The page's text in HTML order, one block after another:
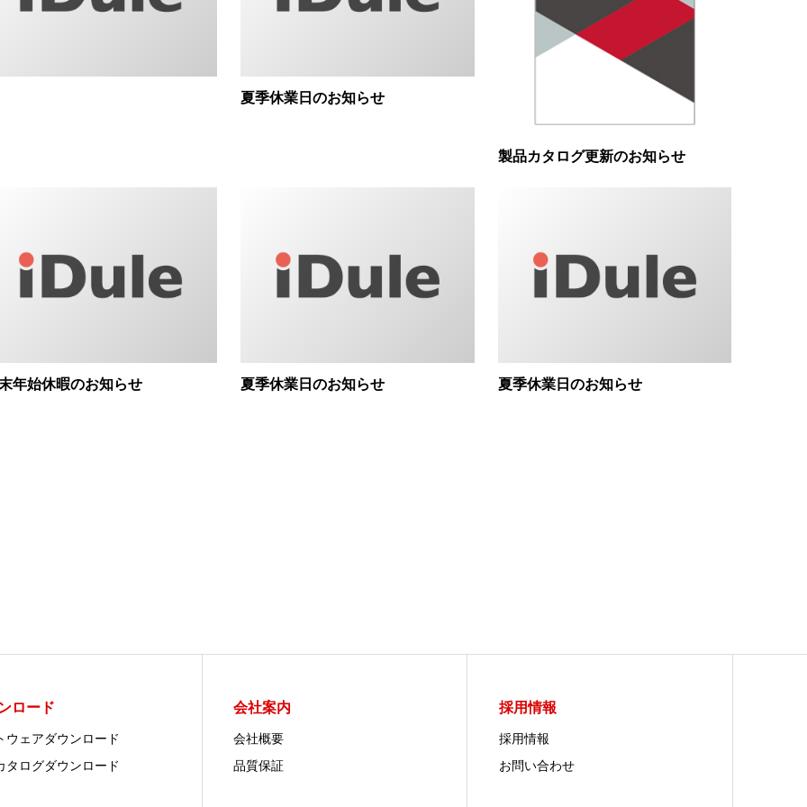
夏季休業日のお知らせ
製品カタログ更新のお知らせ
年始休暇のお知らせ 夏季休業日のお知らせ 夏季休業日のお知らせ
ロード
ウェアダウンロード
タログダウンロード
会社案内
会社概要
品質保証
採用情報
採用情報
お問い合わせ